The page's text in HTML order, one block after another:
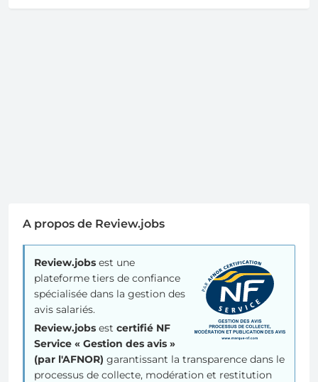
A propos de Review.jobs
Review.jobs est une
plateforme tiers de confiance
spécialisée dans la gestion des
avis salariés.
Review.jobs est certifié NF
Service « Gestion des avis »
(par l'AFNOR) garantissant la transparence dans le
processus de collecte, modération et restitution